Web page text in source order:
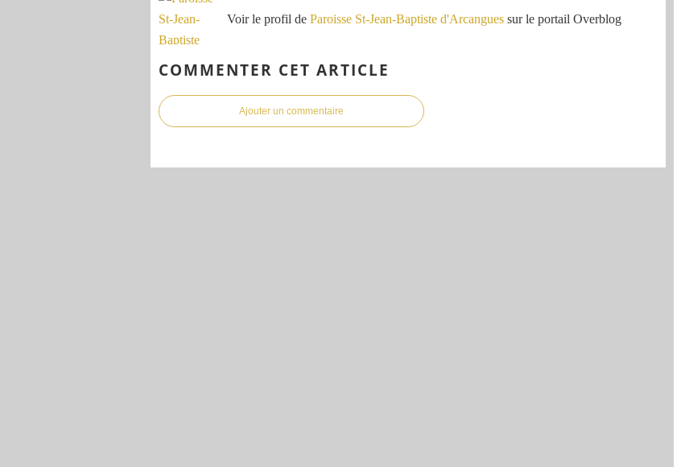
Voir le profil de Paroisse St-Jean-Baptiste d'Arcangues sur le portail Overblog
COMMENTER CET ARTICLE
Ajouter un commentaire